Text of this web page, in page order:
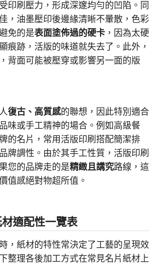
印刷壓力，形成深邃均勻的凹陷。同
，油墨壓印後邊緣清晰不暈散，色彩
免的是表面塗佈過的硬卡 ，因為太硬
痕跡，活版的味道就失去了。此外，
背面可能被壓穿或影響另一面的版
復古、高質感的聯想，因此特別適合
味或手工精神的場合。例如高級餐
的名片，常用活版印刷搭配簡潔排
牌調性。由於其手工性質，活版印刷
您的品牌走的是精緻且講究路線，這
值感絕對物超所值。
適配性一覽表
，紙材的特性常決定了工藝的呈現效
整理各後加工方式在常見名片紙材上